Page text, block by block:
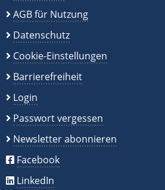
AGB für Nutzung
Datenschutz
Cookie-Einstellungen
Barrierefreiheit
Login
Passwort vergessen
Newsletter abonnieren
Facebook
LinkedIn